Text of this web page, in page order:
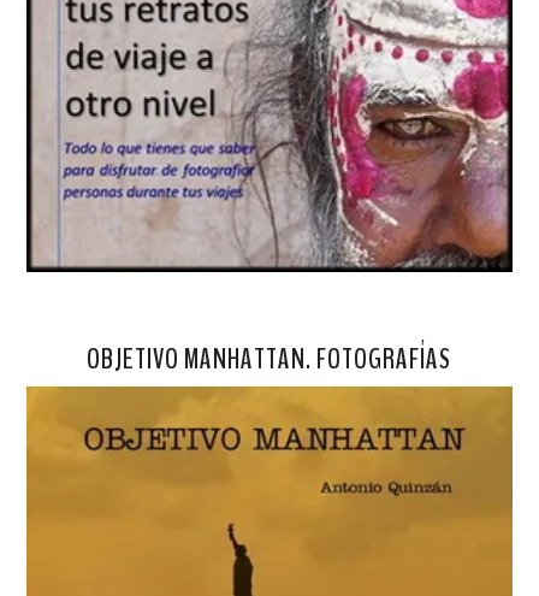
OBJETIVO MANHATTAN. FOTOGRAFÍAS